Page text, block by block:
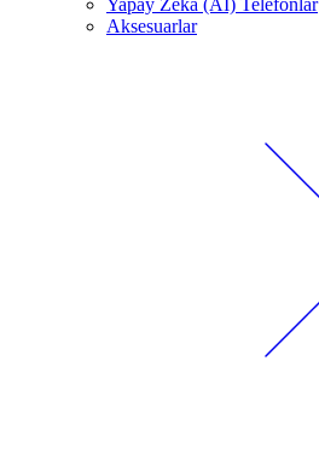
Yapay Zeka (AI) Telefonlar
Aksesuarlar